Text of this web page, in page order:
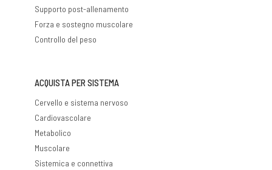
Supporto post-allenamento
Forza e sostegno muscolare
Controllo del peso
ACQUISTA PER SISTEMA
Cervello e sistema nervoso
Cardiovascolare
Metabolico
Muscolare
Sistemica e connettiva